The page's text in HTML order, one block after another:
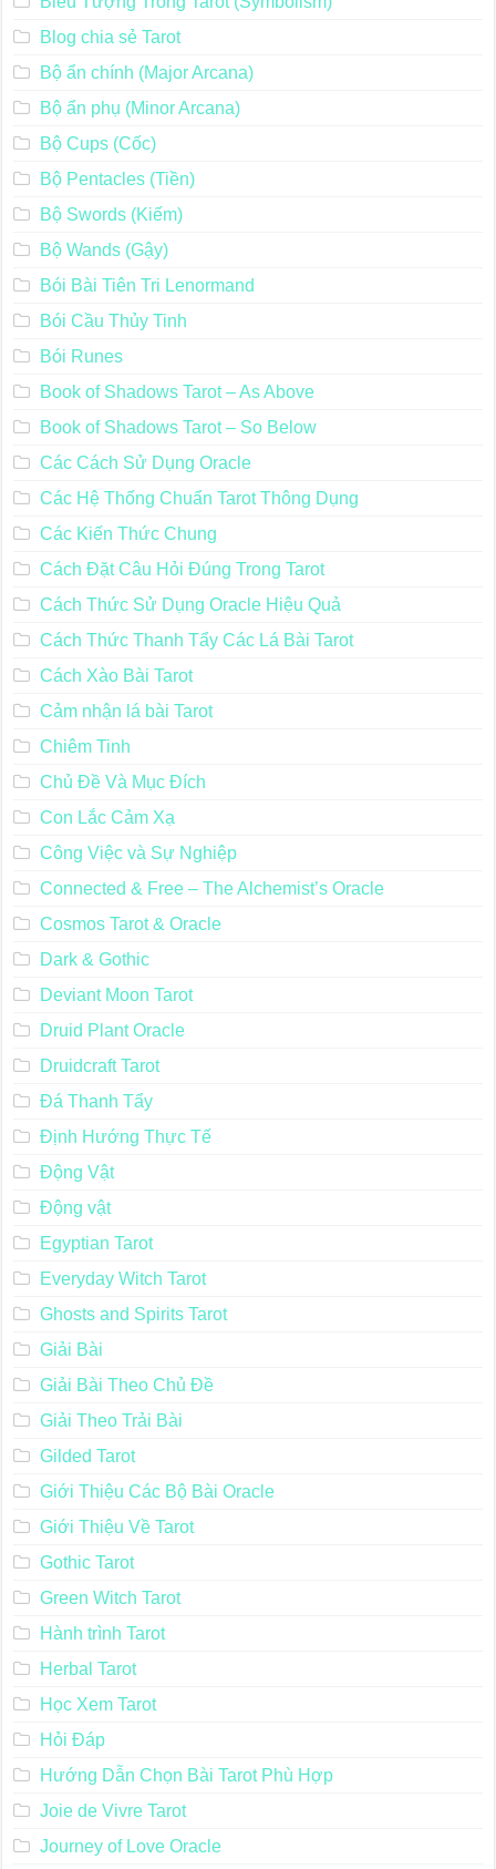
Blog chia sẻ Tarot
Bộ ẩn chính (Major Arcana)
Bộ ẩn phụ (Minor Arcana)
Bộ Cups (Cốc)
Bộ Pentacles (Tiền)
Bộ Swords (Kiếm)
Bộ Wands (Gậy)
Bói Bài Tiên Tri Lenormand
Bói Cầu Thủy Tinh
Bói Runes
Book of Shadows Tarot – As Above
Book of Shadows Tarot – So Below
Các Cách Sử Dụng Oracle
Các Hệ Thống Chuẩn Tarot Thông Dụng
Các Kiến Thức Chung
Cách Đặt Câu Hỏi Đúng Trong Tarot
Cách Thức Sử Dụng Oracle Hiệu Quả
Cách Thức Thanh Tẩy Các Lá Bài Tarot
Cách Xào Bài Tarot
Cảm nhận lá bài Tarot
Chiêm Tinh
Chủ Đề Và Mục Đích
Con Lắc Cảm Xạ
Công Việc và Sự Nghiệp
Connected & Free – The Alchemist’s Oracle
Cosmos Tarot & Oracle
Dark & Gothic
Deviant Moon Tarot
Druid Plant Oracle
Druidcraft Tarot
Đá Thanh Tẩy
Định Hướng Thực Tế
Động Vật
Động vật
Egyptian Tarot
Everyday Witch Tarot
Ghosts and Spirits Tarot
Giải Bài
Giải Bài Theo Chủ Đề
Giải Theo Trải Bài
Gilded Tarot
Giới Thiệu Các Bộ Bài Oracle
Giới Thiệu Về Tarot
Gothic Tarot
Green Witch Tarot
Hành trình Tarot
Herbal Tarot
Học Xem Tarot
Hỏi Đáp
Hướng Dẫn Chọn Bài Tarot Phù Hợp
Joie de Vivre Tarot
Journey of Love Oracle